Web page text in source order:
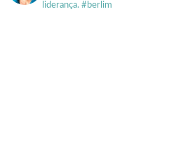
liderança. #berlim